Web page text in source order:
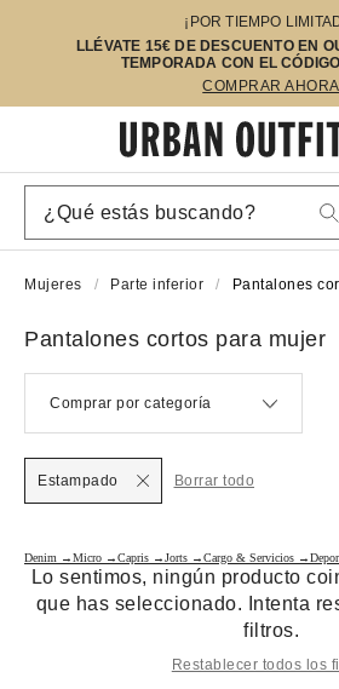
¡POR TIEMPO
LLÉVATE 15€ DE DESCUENTO EN
TEMPORADA CON EL
COMPRAR AHORA
Mujeres Parte inferior Pantalones
Pantalones cortos para mujer
Comprar por categoría
Estampado Borrar todo
Denim →Micro →Capris →Jorts →Cargo & Servicios →
Lo sentimos, ningún producto
que has seleccionado. Intenta
filtros.
Restablecer todos los